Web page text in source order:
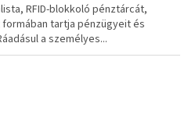
RFID-blokkoló pénztárcát,
tartja pénzügyeit és
a személyes...